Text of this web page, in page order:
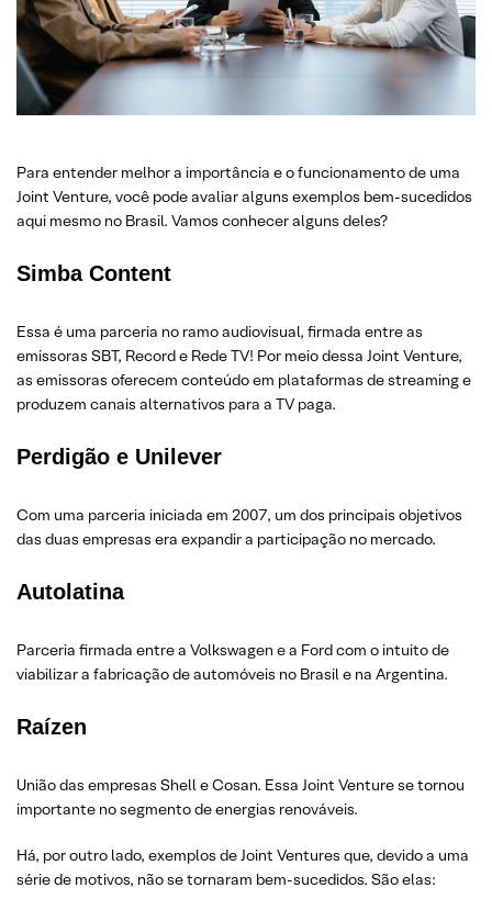
Para entender melhor a importância e o funcionamento de uma
Joint Venture, você pode avaliar alguns exemplos bem-sucedidos
aqui mesmo no Brasil. Vamos conhecer alguns deles?
Simba Content
Essa é uma parceria no ramo audiovisual, firmada entre as
emissoras SBT, Record e Rede TV! Por meio dessa Joint Venture,
as emissoras oferecem conteúdo em plataformas de streaming e
produzem canais alternativos para a TV paga.
Perdigão e Unilever
Com uma parceria iniciada em 2007, um dos principais objetivos
das duas empresas era expandir a participação no mercado.
Autolatina
Parceria firmada entre a Volkswagen e a Ford com o intuito de
viabilizar a fabricação de automóveis no Brasil e na Argentina.
Raízen
União das empresas Shell e Cosan. Essa Joint Venture se tornou
importante no segmento de energias renováveis.
Há, por outro lado, exemplos de Joint Ventures que, devido a uma
série de motivos, não se tornaram bem-sucedidos. São elas: